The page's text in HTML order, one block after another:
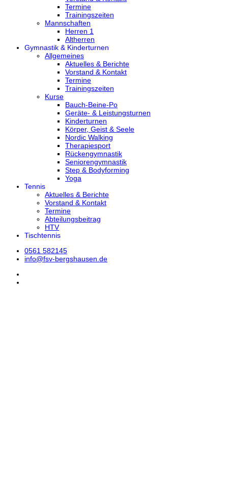
Termine
Trainingszeiten
Mannschaften
Herren 1
Altherren
Gymnastik & Kinderturnen
Allgemeines
Aktuelles & Berichte
Vorstand & Kontakt
Termine
Trainingszeiten
Kurse
Bauch-Beine-Po
Geräte- & Leistungsturnen
Kinderturnen
Körper, Geist & Seele
Nordic Walking
Therapiesport
Rückengymnastik
Seniorengymnastik
Step & Bodyforming
Yoga
Tennis
Aktuelles & Berichte
Vorstand & Kontakt
Termine
Abteilungsbeitrag
HTV
Tischtennis
0561 582145
info@fsv-bergshausen.de